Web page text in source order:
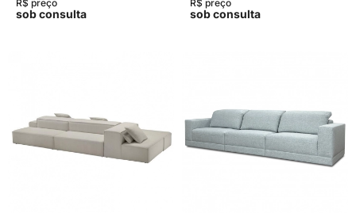
R$ preço
sob consulta
R$ preço
sob consulta